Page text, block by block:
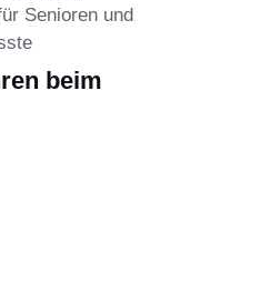
Senioren und
beim